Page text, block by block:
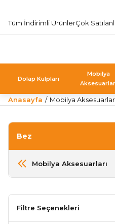
Tüm İndirimli ÜrünlerÇok
Dolap Kulpları
Mobilya
Anasayfa Mobilya
Bez
Mobilya Aksesuarları
Filtre Seçenekleri